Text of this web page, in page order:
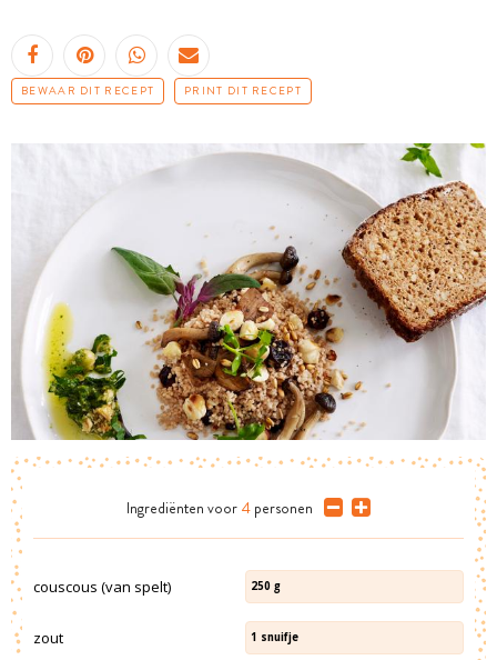
BEWAAR DIT RECEPT PRINT DIT RECEPT
Ingrediënten voor 4 personen
couscous (van spelt) 250 g
zout 1 snuifje